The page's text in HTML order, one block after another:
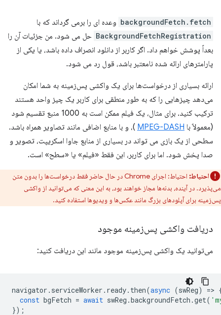
backgroundFetch.fetch وعده ای را برمی گرداند که با
BackgroundFetchRegistration حل می شود. من جزئیات آن را
بعداً پوشش خواهم داد. اگر کاربر از دانلود انصراف داده باشد، یا یکی از
پارامترهای ارائه شده نامعتبر باشد، قول رد می شود.
ارائه بسیاری از درخواست‌ها برای یک واکشی پس‌زمینه به شما امکان
می‌دهد چیزهایی را که به طور منطقی برای کاربر یک چیز واحد هستند
ترکیب کنید. برای مثال، یک فیلم ممکن است به 1000 منبع تقسیم شود
(معمولاً با MPEG-DASH )، و با منابع اضافی مانند تصاویر همراه باشد.
سطحی از یک بازی می تواند در بسیاری از منابع جاوا اسکریپت، تصویر و
صدا پخش شود. اما برای کاربر، این فقط «فیلم» یا «سطح» است.
احتیاط:
احتیاط: اجرای Chrome در حال حاضر فقط درخواست‌ها را بدون متن
می‌پذیرد. در آینده، بدنه‌ها مجاز خواهند بود، به این معنی که می‌توانید از واکشی
پس‌زمینه برای آپلودهای بزرگ مانند عکس‌ها و ویدیوها استفاده کنید.
دریافت واکشی پس‌زمینه موجود
می‌توانید یک واکشی پس‌زمینه موجود مانند این دریافت کنید:
navigator . serviceWorker . ready. then(async (swReg) =>
const bgFetch = await swReg .backgroundFetch .get(
});